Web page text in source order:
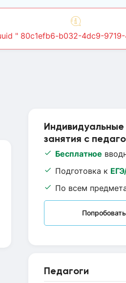
занятия с
Бесплатное
Подготовка к
По всем
Педагоги